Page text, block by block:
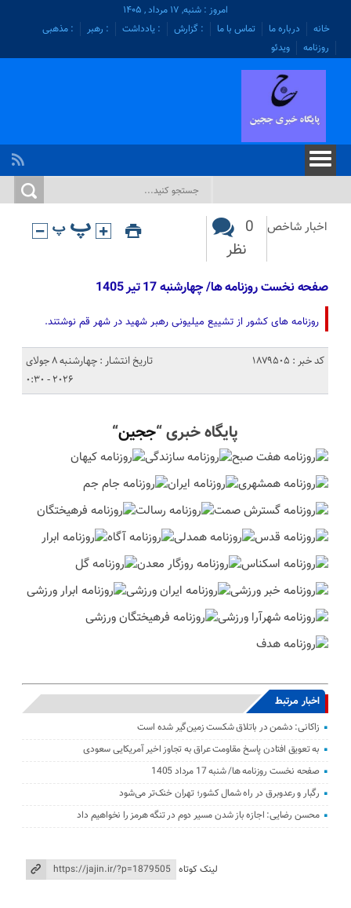
امروز : شنبه, ۱۷ مرداد , ۱۴۰۵
خانه
درباره ما تماس با ما : گزارش : یادداشت : رهبر
: مذهبی
روزنامه
ویدئو
اخبار شاخص
0
نظر
صفحه نخست روزنامه ها/ چهارشنبه 17 تیر 1405
روزنامه های کشور از تشییع میلیونی رهبر شهید در شهر قم نوشتند.
کد خبر : 1879505
تاریخ انتشار : چهارشنبه 8 جولای
2026 - 0:30
پایگاه خبری “ججین“
اخبار مرتبط
زاکانی: دشمن در باتلاق شکست زمین‌گیر شده است
به تعویق افتادن پاسخ مقاومت عراق به تجاوز اخیر آمریکایی سعودی
صفحه نخست روزنامه ها/ شنبه 17 مرداد 1405
رگبار و رعدوبرق در راه شمال کشور؛ تهران خنک‌تر می‌شود
محسن رضایی: اجازه باز شدن مسیر دوم در تنگه هرمز را نخواهیم داد
لینک کوتاه